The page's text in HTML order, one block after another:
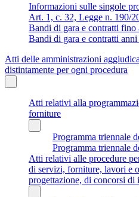
Informazioni sulle singole
Art. 1, c. 32, Legge n. 190/
Bandi di gara e contratti fino
Bandi di gara e contratti
Atti delle amministrazioni
distintamente per ogni procedura
Atti relativi alla
forniture
Programma triennale
Programma triennale
Atti relativi alle procedure
di servizi, forniture, lavori e
progettazione, di concorsi di